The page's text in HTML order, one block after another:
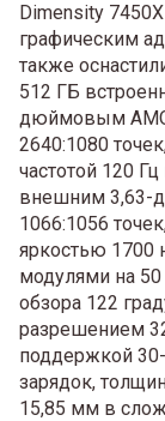
Dimensity
графическим
также
512 ГБ
дюймовым
2640:1080
частотой 120
внешним 3,63-
1066:1056
яркостью 1700
модулями на
обзора 122
разрешением
поддержкой
зарядок,
15,85 мм в